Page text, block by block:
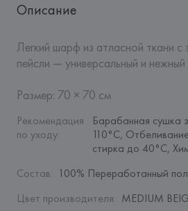
Описание
Легкий шарф из атласной ткани
пейсли — универсальный и нежный
Размер: 70 × 70 см
Рекомендация
по уходу:
Барабанная сушка
110°C,
стирка до 40°C,
Состав: 100% Переработанный
Цвет производителя: MEDIUM